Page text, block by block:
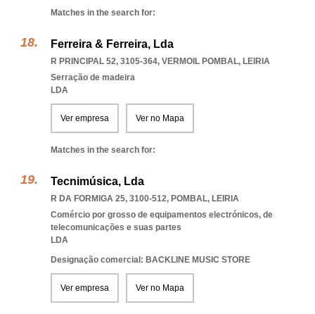
Matches in the search for:
Ferreira & Ferreira, Lda
R PRINCIPAL 52, 3105-364, VERMOIL POMBAL, LEIRIA
Serração de madeira
LDA
Ver empresa Ver no Mapa
Matches in the search for:
Tecnimúsica, Lda
R DA FORMIGA 25, 3100-512, POMBAL, LEIRIA
Comércio por grosso de equipamentos electrónicos, de
telecomunicações e suas partes
LDA
Designação comercial: BACKLINE MUSIC STORE
Ver empresa Ver no Mapa